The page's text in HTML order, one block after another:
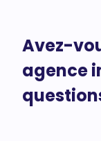
Avez-
agence